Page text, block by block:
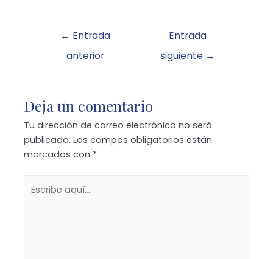
Navegación
entradas
← Entrada
anterior
Entrada
siguiente →
Deja un comentario
Tu dirección de correo electrónico no será
publicada. Los campos obligatorios están
marcados con *
aquí...